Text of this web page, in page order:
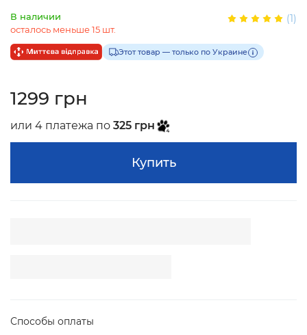
В наличии
осталось меньше 15 шт.
(1)
Этот товар — только по Украине
1299 грн
или 4 платежа по 325 грн
Купить
Способы оплаты